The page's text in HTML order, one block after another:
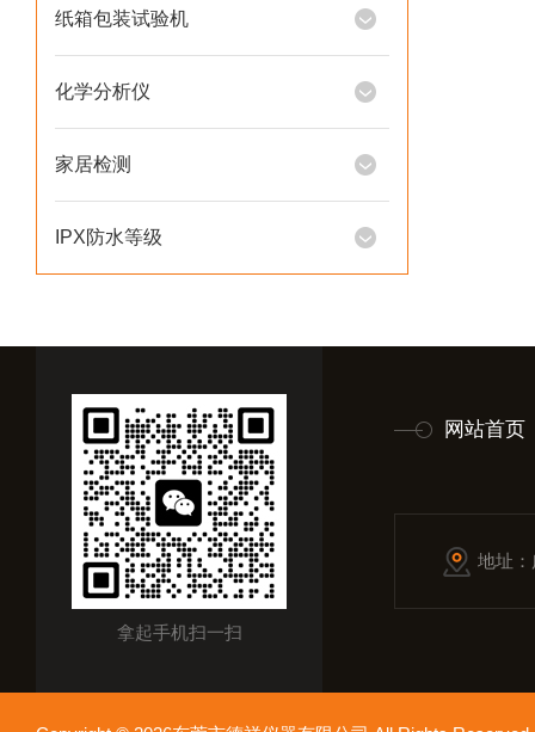
纸箱包装试验机
化学分析仪
家居检测
IPX防水等级
拿起手机扫一扫
网站首页
地址